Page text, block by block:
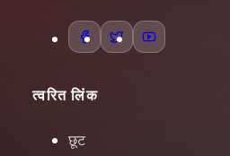
त्वरित लिंक
छूट